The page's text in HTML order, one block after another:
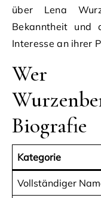
über Lena
Bekanntheit und
Interesse an ihrer
Wer
Biografie
Kategorie
Vollständiger